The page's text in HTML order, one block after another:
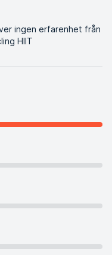
ingen erfarenhet från
HIIT